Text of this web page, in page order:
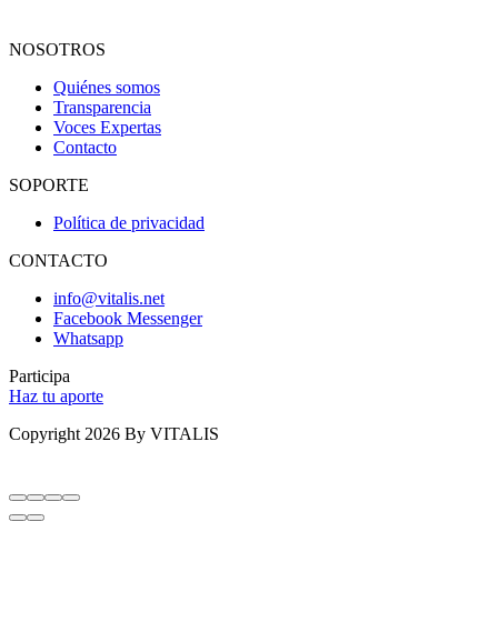
NOSOTROS
Quiénes somos
Transparencia
Voces Expertas
Contacto
SOPORTE
Política de privacidad
CONTACTO
info@vitalis.net
Facebook Messenger
Whatsapp
Participa
Haz tu aporte
Copyright 2026 By VITALIS